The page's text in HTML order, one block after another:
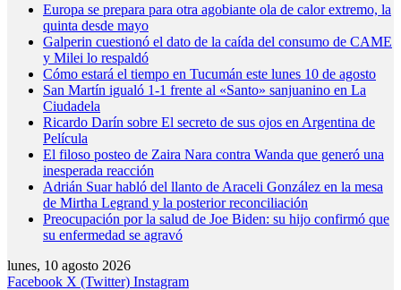
Europa se prepara para otra agobiante ola de calor extremo, la
quinta desde mayo
Galperin cuestionó el dato de la caída del consumo de CAME
y Milei lo respaldó
Cómo estará el tiempo en Tucumán este lunes 10 de agosto
San Martín igualó 1-1 frente al «Santo» sanjuanino en La
Ciudadela
Ricardo Darín sobre El secreto de sus ojos en Argentina de
Película
El filoso posteo de Zaira Nara contra Wanda que generó una
inesperada reacción
Adrián Suar habló del llanto de Araceli González en la mesa
de Mirtha Legrand y la posterior reconciliación
Preocupación por la salud de Joe Biden: su hijo confirmó que
su enfermedad se agravó
lunes, 10 agosto 2026
Facebook X (Twitter) Instagram